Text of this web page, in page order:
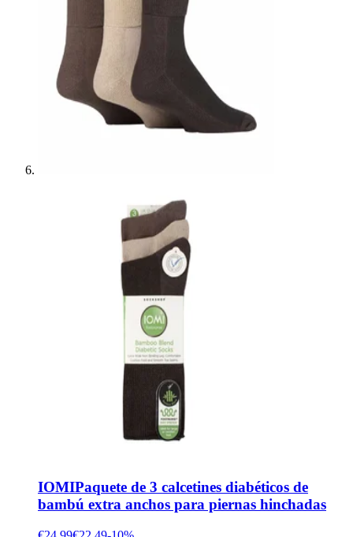
IOMIPaquete de 3 calcetines diabéticos de
bambú extra anchos para piernas hinchadas